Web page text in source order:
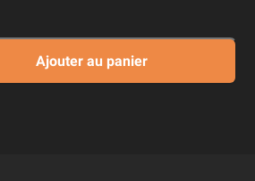
Ajouter au panier